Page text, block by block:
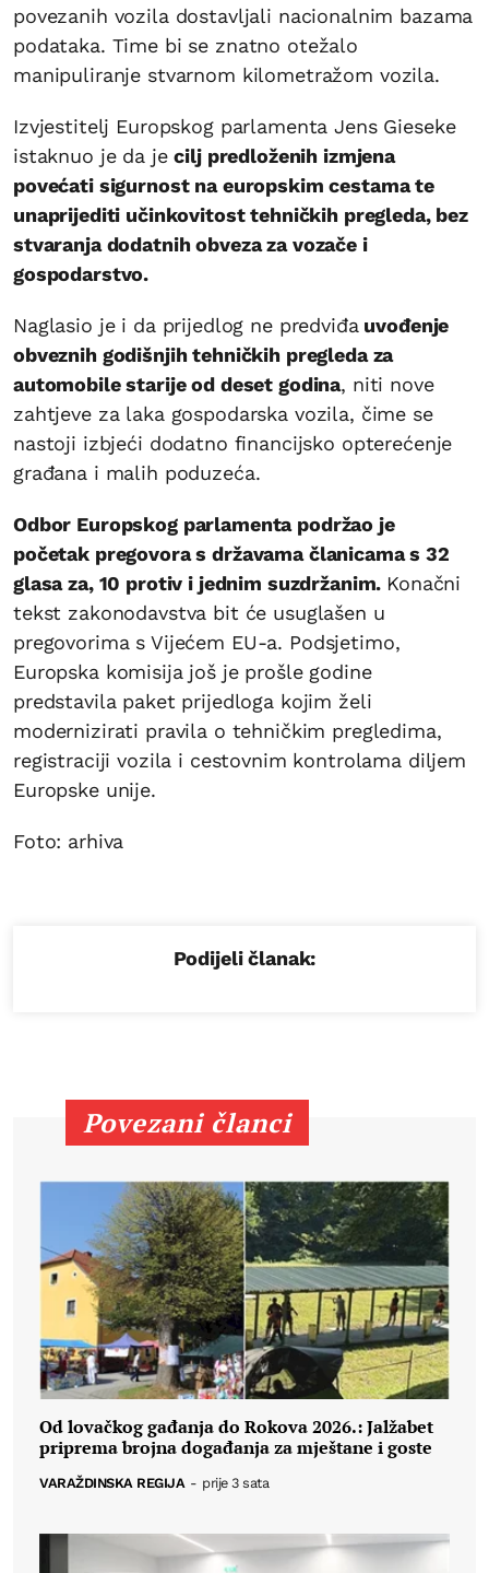
povezanih vozila dostavljali nacionalnim bazama
podataka. Time bi se znatno otežalo
manipuliranje stvarnom kilometražom vozila.
Izvjestitelj Europskog parlamenta Jens Gieseke
istaknuo je da jecilj predloženih izmjena
povećati sigurnost na europskim cestama te
unaprijediti učinkovitost tehničkih pregleda, bez
stvaranja dodatnih obveza za vozače i
gospodarstvo.
Naglasio je i da prijedlog ne predviđauvođenje
obveznih godišnjih tehničkih pregleda za
automobile starije od deset godina, niti nove
zahtjeve za laka gospodarska vozila, čime se
nastoji izbjeći dodatno financijsko opterećenje
građana i malih poduzeća.
Odbor Europskog parlamenta podržao je
početak pregovora s državama članicama s 32
glasa za, 10 protiv i jednim suzdržanim. Konačni
tekst zakonodavstva bit će usuglašen u
pregovorima s Vijećem EU-a. Podsjetimo,
Europska komisija još je prošle godine
predstavila paket prijedloga kojim želi
modernizirati pravila o tehničkim pregledima,
registraciji vozila i cestovnim kontrolama diljem
Europske unije.
Foto: arhiva
Podijeli članak:
Povezani članci
Od lovačkog gađanja do Rokova 2026.: Jalžabet
priprema brojna događanja za mještane i goste
VARAŽDINSKA REGIJA - prije 3 sata